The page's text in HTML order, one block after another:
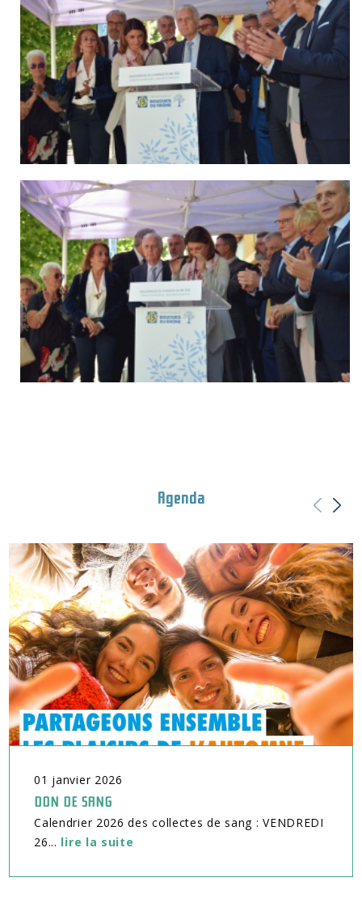
Agenda
01 janvier 2026
DON DE SANG
Calendrier 2026 des collectes de sang : VENDREDI
26... lire la suite